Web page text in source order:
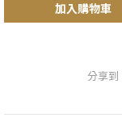
加入購物車
分享到